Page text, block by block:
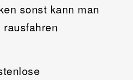
sonst kann man